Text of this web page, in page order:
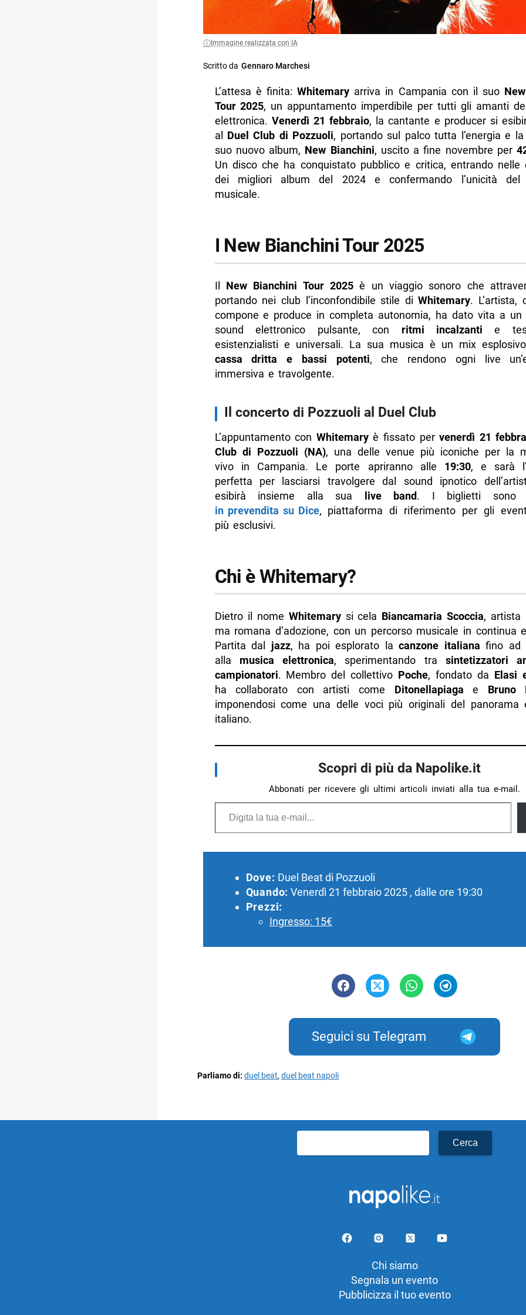
Immagine realizzata con IA
Scritto da Gennaro Marchesi
L’attesa è finita:Whitemary arriva in Campania con il suo
Tour 2025, un appuntamento imperdibile per tutti gli amanti
elettronica. Venerdì 21 febbraio, la cantante e producer si
al Duel Club di Pozzuoli, portando sul palco tutta l’energia e la
suo nuovo album, New Bianchini, uscito a fine novembre per
Un disco che ha conquistato pubblico e critica, entrando nelle
dei migliori album del 2024 e confermando l’unicità
musicale.
I New Bianchini Tour 2025
Il New Bianchini Tour 2025è un viaggio sonoro che
portando nei club l’inconfondibile stile diWhitemary. L’artista,
compone e produce in completa autonomia, ha dato vita a un
sound elettronico pulsante, con ritmi incalzanti e
esistenzialisti e universali. La sua musica è un mix
cassa dritta e bassi potenti, che rendono ogni live
immersiva e travolgente.
Il concerto di Pozzuoli al Duel Club
L’appuntamento con Whitemaryè fissato pervenerdì 21
Club di Pozzuoli (NA), una delle venue più iconiche per la
vivo in Campania. Le porte apriranno alle 19:30, e sarà
perfetta per lasciarsi travolgere dal sound ipnotico
esibirà insieme alla sua live band. I biglietti sono
in prevendita su Dice, piattaforma di riferimento per gli
più esclusivi.
Chi è Whitemary?
Dietro il nome Whitemarysi cela Biancamaria Scoccia, artista
ma romana d’adozione, con un percorso musicale in continua
Partita dal jazz, ha poi esplorato lacanzone italiana fino ad
alla musica elettronica, sperimentando tra sintetizzatori
campionatori. Membro del collettivo Poche, fondato da Elasi
ha collaborato con artisti come Ditonellapiaga e Bruno
imponendosi come una delle voci più originali del panorama
italiano.
Scopri di più da Napolike.it
Abbonati per ricevere gli ultimi articoli inviati alla tua e-mail.
Digita la tua e-mail...
Dove: Duel Beat di Pozzuoli
Quando: Venerdì 21 febbraio 2025 , dalle ore 19:30
Prezzi:
Ingresso: 15€
Seguici su Telegram
Parliamo di: duel beat,duel beat napoli
per:
Chi siamo
Segnala un evento
Pubblicizza il tuo evento